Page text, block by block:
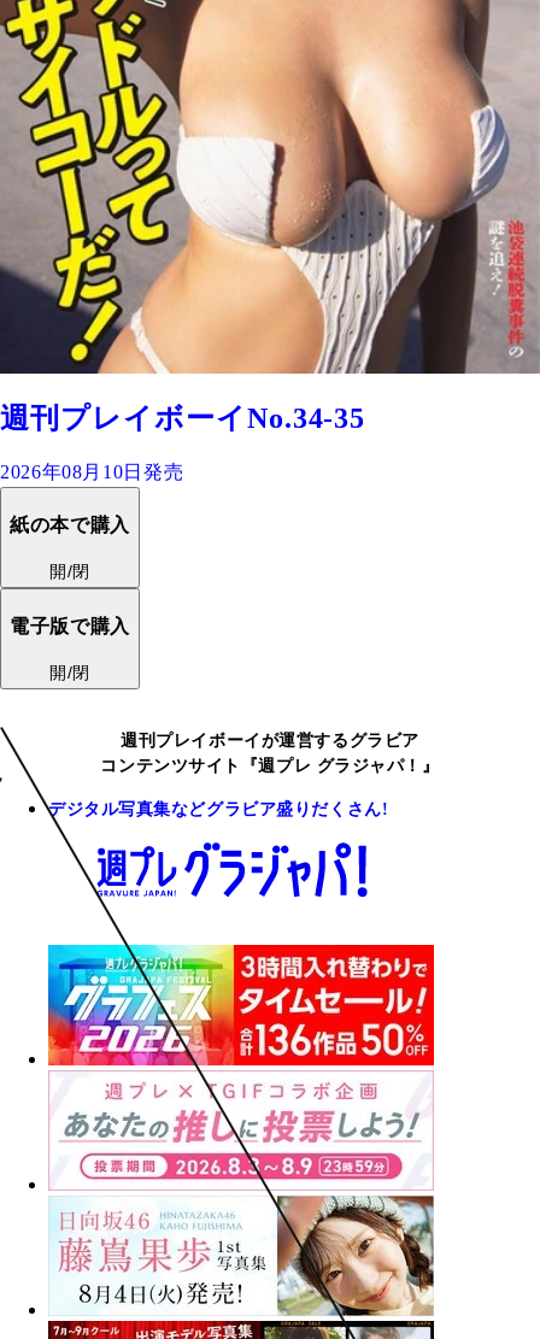
週刊プレイボーイNo.34-35
2026年08月10日発売
紙の本で購入
開/閉
電子版で購入
開/閉
週刊プレイボーイが運営するグラビア
コンテンツサイト『週プレ グラジャパ！』
デジタル写真集などグラビア盛りだくさん!